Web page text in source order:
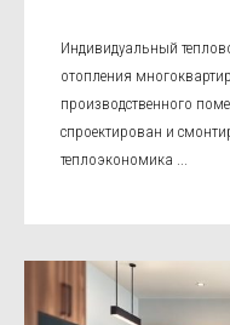
Индивидуальный
отопления
производственного
спроектирован и
теплоэкономика ...